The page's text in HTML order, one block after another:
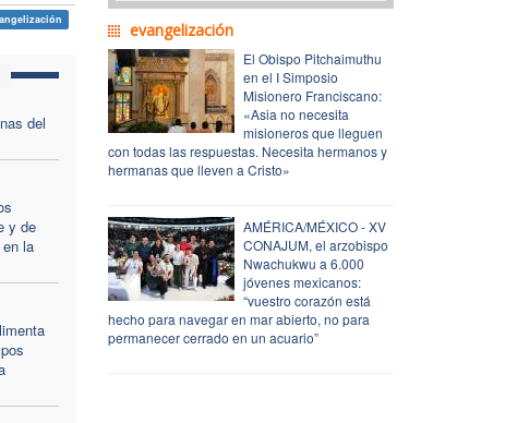
del
y de
la
evangelización
El Obispo Pitchaimuthu
en el I Simposio
Misionero Franciscano:
«Asia no necesita
misioneros que lleguen
con todas las respuestas. Necesita hermanos y
hermanas que lleven a Cristo»
AMÉRICA/MÉXICO - XV
CONAJUM, el arzobispo
Nwachukwu a 6.000
jóvenes mexicanos:
“vuestro corazón está
hecho para navegar en mar abierto, no para
permanecer cerrado en un acuario”